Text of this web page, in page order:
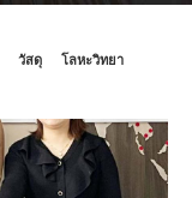
วัสดุ
โลหะวิทยา